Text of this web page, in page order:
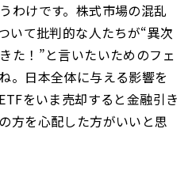
わけです。株式市場の混乱
いて批判的な人たちが“異次
た！”と言いたいためのフェ
。日本全体に与える影響を
ETFをいま売却すると金融引き
方を心配した方がいいと思